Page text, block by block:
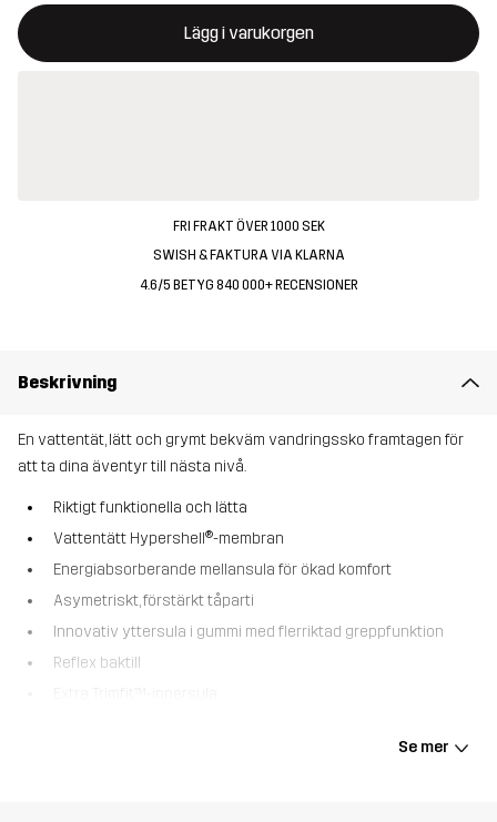
Lägg i varukorgen
Denna knapp kommer att öppna en modal som bekräftar en ny
{{size}} inte tillgänglig
FRI FRAKT ÖVER 1000 SEK
SWISH & FAKTURA VIA KLARNA
4.6/5 BETYG 840 000+ RECENSIONER
Beskrivning
En vattentät, lätt och grymt bekväm vandringssko framtagen för
att ta dina äventyr till nästa nivå.
Riktigt funktionella och lätta
Vattentätt Hypershell®-membran
Energiabsorberande mellansula för ökad komfort
Asymetriskt, förstärkt tåparti
Innovativ yttersula i gummi med flerriktad greppfunktion
Reflex baktill
Se mer